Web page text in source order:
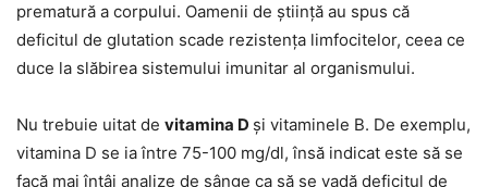
prematură a corpului. Oamenii de știință au spus că
deficitul de glutation scade rezistența limfocitelor, ceea ce
duce la slăbirea sistemului imunitar al organismului.
Nu trebuie uitat de vitamina D și vitaminele B. De exemplu,
vitamina D se ia între 75-100 mg/dl, însă indicat este să se
facă mai întâi analize de sânge ca să se vadă deficitul de